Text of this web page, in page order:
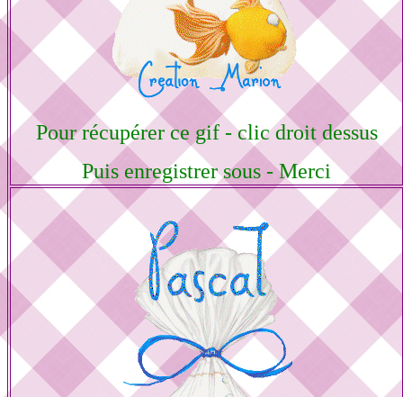
Pour récupérer ce gif - clic droit dessus
Puis enregistrer sous - Merci